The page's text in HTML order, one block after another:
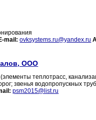
mail: ovksystems.ru@yandex.ru
ООО
теплотрасс,
звенья водопропускных
psm2015@list.ru